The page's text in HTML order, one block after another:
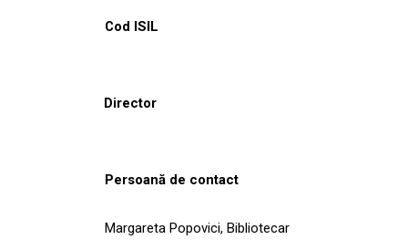
Cod ISIL
Director
Persoană de contact
Margareta Popovici, Bibliotecar